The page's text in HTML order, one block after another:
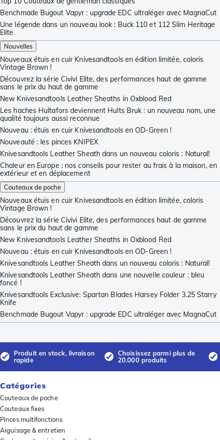
Benchmade Bugout Vapyr : upgrade EDC ultraléger avec MagnaCut
Une légende dans un nouveau look : Buck 110 et 112 Slim Heritage
Elite
Nouvelles
Nouveaux étuis en cuir Knivesandtools en édition limitée, coloris
Vintage Brown !
Découvrez la série Civivi Elite, des performances haut de gamme
sans le prix du haut de gamme
New Knivesandtools Leather Sheaths in Oxblood Red
Les haches Hultafors deviennent Hults Bruk : un nouveau nom, une
qualité toujours aussi reconnue
Nouveau : étuis en cuir Knivesandtools en OD-Green !
Nouveauté : les pinces KNIPEX
Knivesandtools Leather Sheath dans un nouveau coloris : Natural!
Chaleur en Europe : nos conseils pour rester au frais à la maison, en
extérieur et en déplacement
Couteaux de poche
Nouveaux étuis en cuir Knivesandtools en édition limitée, coloris
Vintage Brown !
Découvrez la série Civivi Elite, des performances haut de gamme
sans le prix du haut de gamme
New Knivesandtools Leather Sheaths in Oxblood Red
Nouveau : étuis en cuir Knivesandtools en OD-Green !
Knivesandtools Leather Sheath dans un nouveau coloris : Natural!
Knivesandtools Leather Sheath dans une nouvelle couleur : bleu
foncé !
Knivesandtools Exclusive: Spartan Blades Harsey Folder 3.25 Starry
Knife
Benchmade Bugout Vapyr : upgrade EDC ultraléger avec MagnaCut
Produit en stock, livraison
rapide
Choisissez parmi plus de
20.000 produits
Catégories
Couteaux de poche
Couteaux fixes
Pinces multifonctions
Aiguisage & entretien